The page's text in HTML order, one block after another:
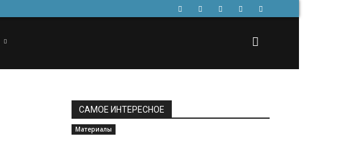
САМОЕ ИНТЕРЕСНОЕ
Материалы